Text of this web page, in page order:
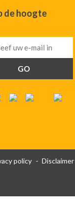
de hoogte
policy
Disclaimer